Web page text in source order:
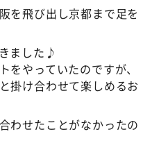
を飛び出し京都まで足を
ました♪
をやっていたのですが、
掛け合わせて楽しめるお
わせたことがなかったの